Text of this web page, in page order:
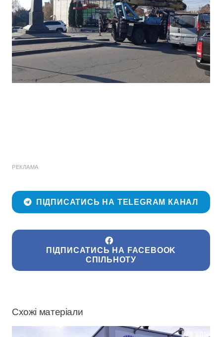
РЕКЛАМА
ПІДПИСАТИСЬ НА TELEGRAM КАНАЛ
ПІДПИСАТИСЬ НА FACEBOOK
СПІЛЬНОТУ
Схожі матеріали